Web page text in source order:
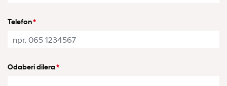
Telefon*
Odaberi dilera*